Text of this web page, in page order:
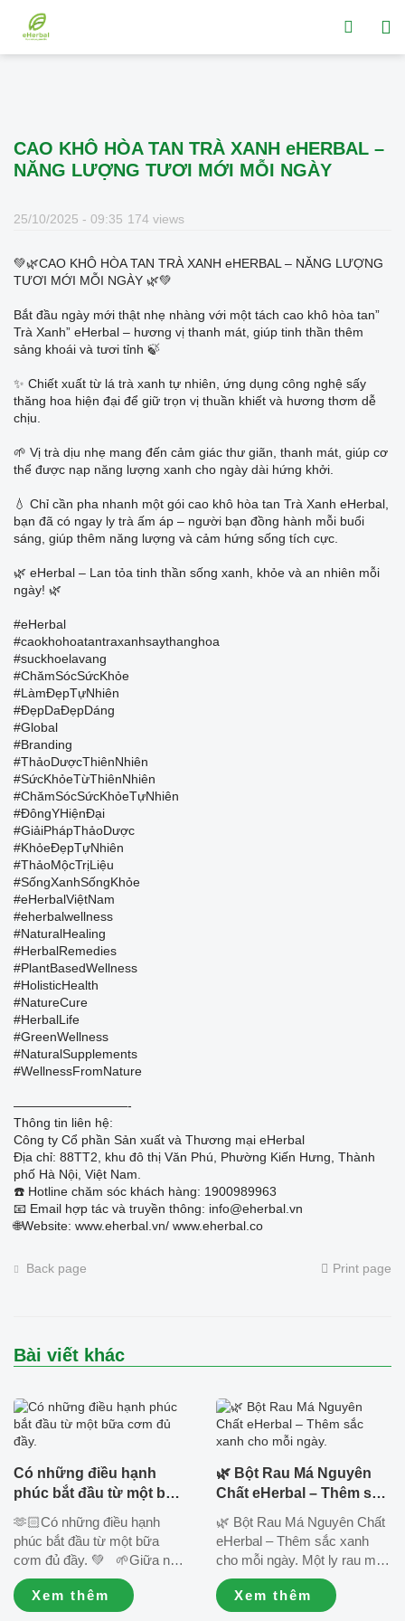
CAO KHÔ HÒA TAN TRÀ XANH eHERBAL –
NĂNG LƯỢNG TƯƠI MỚI MỖI NGÀY
25/10/2025 - 09:35 174 views
💚🌿CAO KHÔ HÒA TAN TRÀ XANH eHERBAL – NĂNG LƯỢNG
TƯƠI MỚI MỖI NGÀY 🌿💚
Bắt đầu ngày mới thật nhẹ nhàng với một tách cao khô hòa tan”
Trà Xanh” eHerbal – hương vị thanh mát, giúp tinh thần thêm
sảng khoái và tươi tỉnh 🍃
✨ Chiết xuất từ lá trà xanh tự nhiên, ứng dụng công nghệ sấy
thăng hoa hiện đại để giữ trọn vị thuần khiết và hương thơm dễ
chịu.
🌱 Vị trà dịu nhẹ mang đến cảm giác thư giãn, thanh mát, giúp cơ
thể được nạp năng lượng xanh cho ngày dài hứng khởi.
💧 Chỉ cần pha nhanh một gói cao khô hòa tan Trà Xanh eHerbal,
bạn đã có ngay ly trà ấm áp – người bạn đồng hành mỗi buổi
sáng, giúp thêm năng lượng và cảm hứng sống tích cực.
🌿 eHerbal – Lan tỏa tinh thần sống xanh, khỏe và an nhiên mỗi
ngày! 🌿
#eHerbal
#caokhohoatantraxanhsaythanghoa
#suckhoelavang
#ChămSócSứcKhỏe
#LàmĐẹpTựNhiên
#ĐẹpDaĐẹpDáng
#Global
#Branding
#ThảoDượcThiênNhiên
#SứcKhỏeTừThiênNhiên
#ChămSócSứcKhỏeTựNhiên
#ĐôngYHiệnĐại
#GiảiPhápThảoDược
#KhỏeĐẹpTựNhiên
#ThảoMộcTrịLiệu
#SốngXanhSốngKhỏe
#eHerbalViệtNam
#eherbalwellness
#NaturalHealing
#HerbalRemedies
#PlantBasedWellness
#HolisticHealth
#NatureCure
#HerbalLife
#GreenWellness
#NaturalSupplements
#WellnessFromNature
—————————-
Thông tin liên hệ:
Công ty Cổ phần Sản xuất và Thương mại eHerbal
Địa chỉ: 88TT2, khu đô thị Văn Phú, Phường Kiến Hưng, Thành
phố Hà Nội, Việt Nam.
☎️ Hotline chăm sóc khách hàng: 1900989963
📧 Email hợp tác và truyền thông: info@eherbal.vn
🌐Website: www.eherbal.vn/ www.eherbal.co
Back page Print page
Bài viết khác
Có những điều hạnh
phúc bắt đầu từ một bữa
cơm đủ đầy.
🫶🏻Có những điều hạnh
phúc bắt đầu từ một bữa
cơm đủ đầy. 💚 🌱Giữa nhịp
sống bận rộn, ai cũng mong
có thêm thời gian dành cho
những người mình yêu
Xem thêm
🌿 Bột Rau Má Nguyên
Chất eHerbal – Thêm sắc
🌿 Bột Rau Má Nguyên Chất
eHerbal – Thêm sắc xanh
cho mỗi ngày. Một ly rau má
thơm dịu, tiện pha và dễ sử
dụng là lựa chọn phù hợp cho
những ai yêu thích thực
Xem thêm